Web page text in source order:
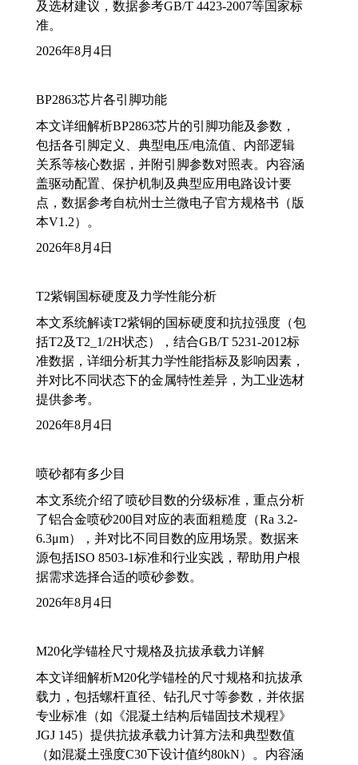
及选材建议，数据参考GB/T 4423-2007等国家标
准。
2026年8月4日
BP2863芯片各引脚功能
本文详细解析BP2863芯片的引脚功能及参数，
包括各引脚定义、典型电压/电流值、内部逻辑
关系等核心数据，并附引脚参数对照表。内容涵
盖驱动配置、保护机制及典型应用电路设计要
点，数据参考自杭州士兰微电子官方规格书（版
本V1.2）。
2026年8月4日
T2紫铜国标硬度及力学性能分析
本文系统解读T2紫铜的国标硬度和抗拉强度（包
括T2及T2_1/2H状态），结合GB/T 5231-2012标
准数据，详细分析其力学性能指标及影响因素，
并对比不同状态下的金属特性差异，为工业选材
提供参考。
2026年8月4日
喷砂都有多少目
本文系统介绍了喷砂目数的分级标准，重点分析
了铝合金喷砂200目对应的表面粗糙度（Ra 3.2-
6.3μm），并对比不同目数的应用场景。数据来
源包括ISO 8503-1标准和行业实践，帮助用户根
据需求选择合适的喷砂参数。
2026年8月4日
M20化学锚栓尺寸规格及抗拔承载力详解
本文详细解析M20化学锚栓的尺寸规格和抗拔承
载力，包括螺杆直径、钻孔尺寸等参数，并依据
专业标准（如《混凝土结构后锚固技术规程》
JGJ 145）提供抗拔承载力计算方法和典型数值
（如混凝土强度C30下设计值约80kN）。内容涵